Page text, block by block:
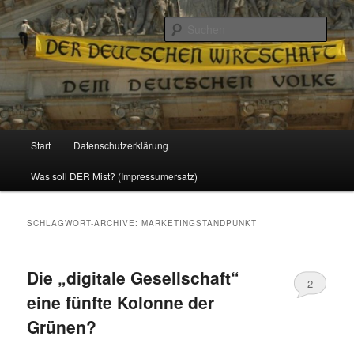
Reizzentrum
Politik, Wirtschaft, Soziales und Gesellschaft
Zum
Inhalt
Zum
sekundären
Start Datenschutzerklärung
Was soll DER Mist? (Impressumersatz)
SCHLAGWORT-ARCHIVE:MARKETINGSTANDPUNKT
Die „digitale Gesellschaft“
eine fünfte Kolonne der
Grünen?
2